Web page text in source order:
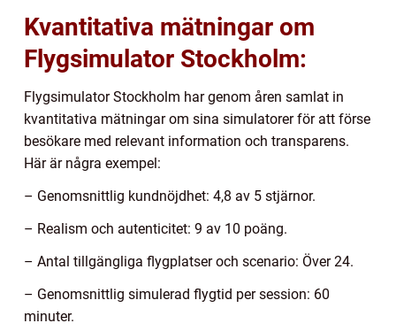
Kvantitativa mätningar om
Flygsimulator Stockholm:
Flygsimulator Stockholm har genom åren samlat in
kvantitativa mätningar om sina simulatorer för att förse
besökare med relevant information och transparens.
Här är några exempel:
– Genomsnittlig kundnöjdhet: 4,8 av 5 stjärnor.
– Realism och autenticitet: 9 av 10 poäng.
– Antal tillgängliga flygplatser och scenario: Över 24.
– Genomsnittlig simulerad flygtid per session: 60
minuter.